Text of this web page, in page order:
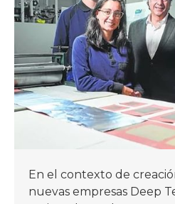
En el contexto de
nuevas empresas Deep